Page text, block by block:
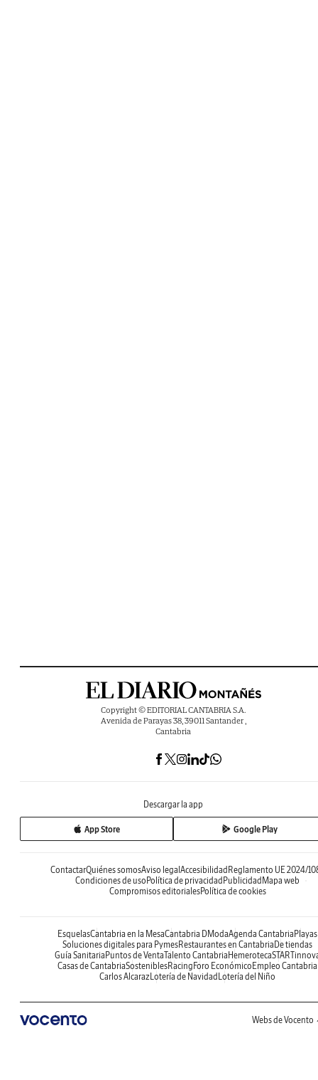
Copyright © EDITORIAL CANTABRIA S.A.
Avenida de Parayas 38, 39011 Santander ,
Cantabria
Descargar la app
App Store Google Play
ContactarQuiénes somosAviso legal Accesibilidad Reglamento UE 2024/
Condiciones de uso Política de privacidad Publicidad Mapa web
Compromisos editorialesPolítica de cookies
EsquelasCantabria en la MesaCantabria DModaAgenda Cantabria Playas
Soluciones digitales para PymesRestaurantes en Cantabria De tiendas
Guía Sanitaria Puntos de VentaTalento Cantabria Hemeroteca
Casas de CantabriaSosteniblesRacing Foro Económico Empleo Cantabria
Carlos AlcarazLotería de Navidad Lotería del Niño
Webs de Vocento